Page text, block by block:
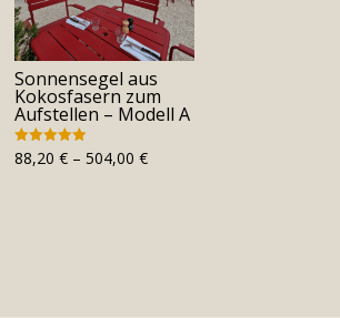
Sonnensegel aus
Kokosfasern zum
Aufstellen – Modell A
Bewertet mit
4.91
88,20€ –504,00€Preisspanne: